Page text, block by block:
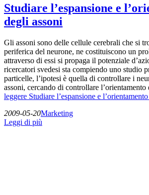
Studiare l’espansione e
degli assoni
Gli assoni sono delle cellule cerebrali che si
periferica del neurone, ne costituiscono un
attraverso di essi si propaga il potenziale
ricercatori svedesi sta compiendo uno studio
particelle, l’ipotesi è quella di controllare i
assoni, cercando di controllare
leggere Studiare l’espansione e
2009-05-20Marketing
Leggi di più